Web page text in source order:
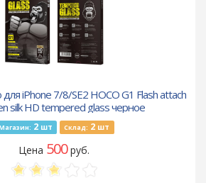
iPhone 7/8/SE2 HOCO G1 Flash attach
silk HD tempered glass черное
2шт Склад: 2 шт
Цена 500руб.